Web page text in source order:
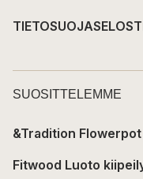
SUOSITTELEMME
&Tradition
Fitwood Luoto